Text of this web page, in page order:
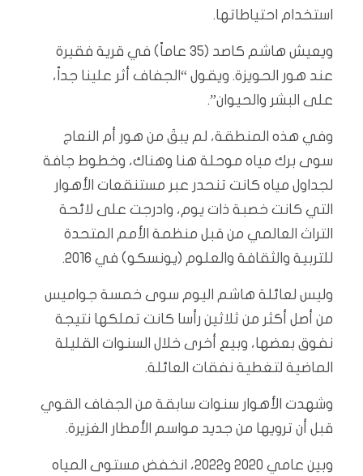
استخدام احتياطاتها.
ويعيش هاشم كاصد (35 عاماً) في قرية فقيرة
عند هور الحويزة. ويقول “الجفاف أثر علينا جداً،
على البشر والحيوان”.
وفي هذه المنطقة، لم يبقَ من هور أم النعاج
سوى برك مياه موحلة هنا وهناك، وخطوط جافة
لجداول مياه كانت تنحدر عبر مستنقعات الأهوار
التي كانت خصبة ذات يوم، وادرجت على لائحة
التراث العالمي من قبل منظمة الأمم المتحدة
للتربية والثقافة والعلوم (يونسكو) في 2016.
وليس لعائلة هاشم اليوم سوى خمسة جواميس
من أصل أكثر من ثلاثين رأسا كانت تملكها نتيجة
نفوق بعضها، وبيع أخرى خلال السنوات القليلة
الماضية لتغطية نفقات العائلة.
وشهدت الأهوار سنوات سابقة من الجفاف القوي
قبل أن ترويها من جديد مواسم الأمطار الغزيرة.
وبين عامي 2020 و2022، انخفض مستوى المياه